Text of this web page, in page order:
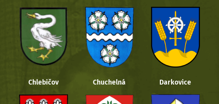
Chlebičov Chuchelná Darkovice